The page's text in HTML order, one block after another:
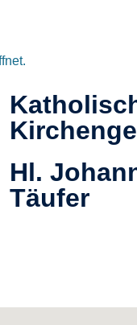
Hl.
Täufer